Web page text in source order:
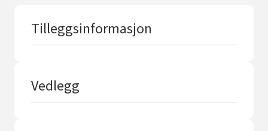
Tilleggsinformasjon
Vedlegg